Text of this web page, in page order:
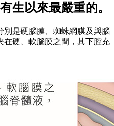
生以來最嚴重的。
別是硬腦膜、蜘蛛網膜及與腦
在硬、軟腦膜之間，其下腔充